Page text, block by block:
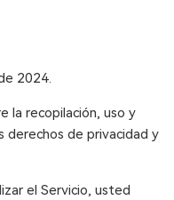
2024.
la recopilación, uso y
derechos de privacidad y
el Servicio, usted